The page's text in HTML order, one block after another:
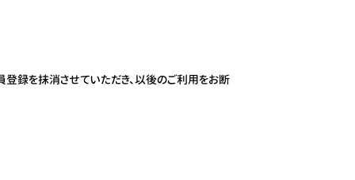
登録を抹消させていただき、以後のご利用をお断